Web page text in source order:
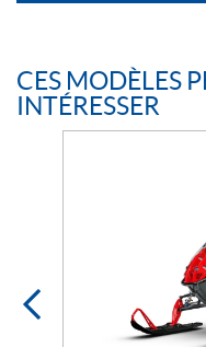
CES MODÈLES
INTÉRESSER